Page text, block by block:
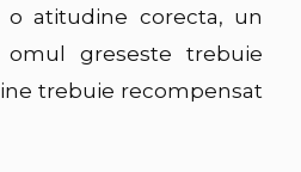
atitudine corecta, un
greseste trebuie
trebuie recompensat